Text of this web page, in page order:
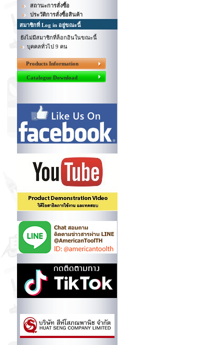
สถานะการสั่งซื้อ
ประวัติการสั่งซื้อสินค้า
สมาชิกที่ Log in อยู่ขณะนี้
ยังไม่มีสมาชิกที่ล็อกอินในขณะนี้
บุคคลทั่วไป 9 คน
Products Information
Catalogue Download